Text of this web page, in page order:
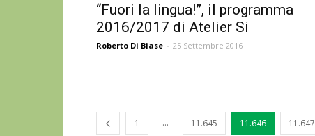
“Fuori la lingua!”, il programma
2016/2017 di Atelier Si
Roberto Di Biase - 25 Settembre 2016
1 ... 11.645 11.646 11.647